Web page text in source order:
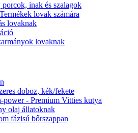
inak és szalagok
lovak számára
lovaknak
lovaknak
doboz, kék/fekete
- Premium Vitties kutya
olaj állatoknak
fázisú bőrszappan